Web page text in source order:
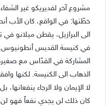
مشروع آخر لفديريكو غير
خطّتها: في الواقع، كان الأب
الى البرازيل، يقطن ميلانو
في كنيسة القديس أنطونيوس.
المشاركة في القدّاس مع
الذهاب الى الكنيسة. لكنها
لا الإيمان ولا الرجاء
كان ذلك لن يجدي نفعاً فهو